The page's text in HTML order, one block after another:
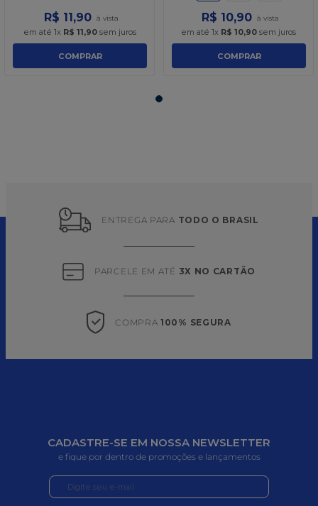
R$ 11 ,90
em até 1x R$ 11,90sem juros
COMPRAR
R$ 10,90
em até 1x R$ 10,90 sem juros
COMPRAR
ENTREGA PARA TODO O BRASIL
PARCELE EM ATÉ 3X NO CARTÃO
COMPRA 100% SEGURA
CADASTRE-SE EM NOSSA NEWSLETTER
e fique por dentro de promoções e lançamentos